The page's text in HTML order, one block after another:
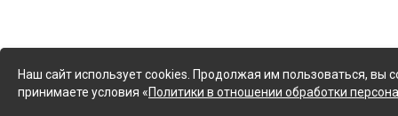
Наш сайт использует cookies. Продолжая им пользоваться, вы
принимаете условия «Политики в отношении обработки